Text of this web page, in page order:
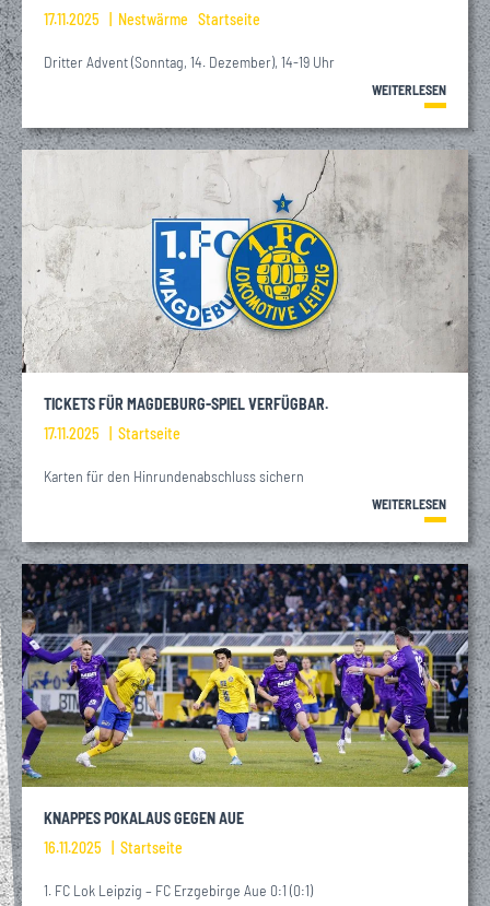
17.11.2025
Nestwärme Startseite
Dritter Advent (Sonntag, 14. Dezember), 14-19 Uhr
WEITERLESEN
TICKETS FÜR MAGDEBURG-SPIEL VERFÜGBAR.
17.11.2025
Startseite
Karten für den Hinrundenabschluss sichern
WEITERLESEN
KNAPPES POKALAUS GEGEN AUE
16.11.2025
Startseite
1. FC Lok Leipzig – FC Erzgebirge Aue 0:1 (0:1)